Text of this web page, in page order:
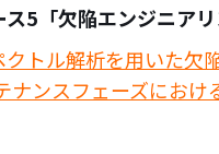
ス5「欠陥エンジニア
クトル解析を用いた欠
ナンスフェーズにお